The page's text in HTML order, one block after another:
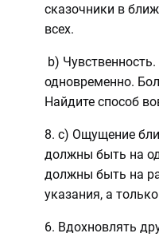
сказочники в
всех.
b)
одновременно.
Найдите способ
8. c) Ощущение
должны быть на
должны быть на
указания, а
6. Вдохновлять